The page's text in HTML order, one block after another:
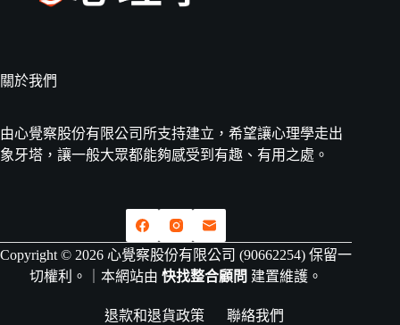
關於我們
由心覺察股份有限公司所支持建立，希望讓心理學走出
象牙塔，讓一般大眾都能夠感受到有趣、有用之處。
Copyright © 2026 心覺察股份有限公司 (90662254) 保留一
切權利。｜本網站由快找整合顧問 建置維護。
退款和退貨政策 聯絡我們